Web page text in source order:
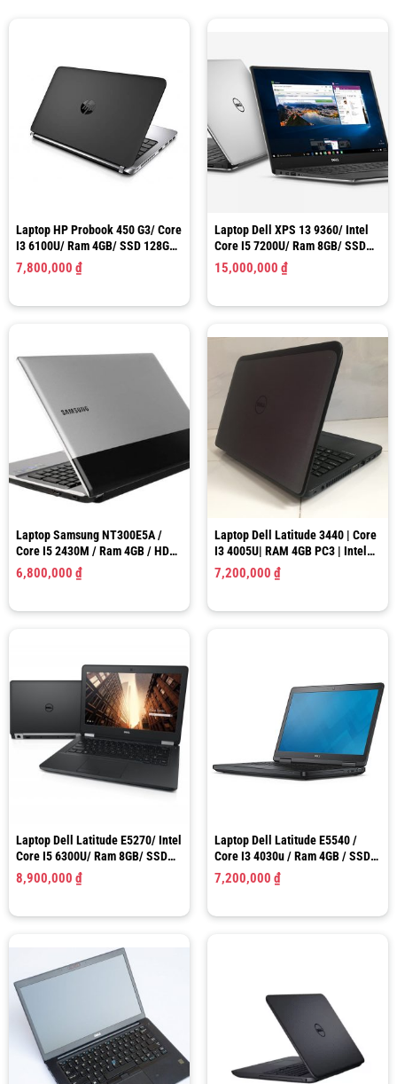
Laptop HP Probook 450 G3/ Core
I3 6100U/ Ram 4GB/ SSD 128GB/
Intel HD Graphics 520/ LCD 15.6″
HD
7,800,000 ₫
Laptop Dell XPS 13 9360/ Intel
Core I5 7200U/ Ram 8GB/ SSD
256GB/ HD Graphics 620/ LCD
13.3″ FHD (Like New)
15,000,000 ₫
Laptop Samsung NT300E5A /
Core I5 2430M / Ram 4GB / HDD
320GB / HD Graphics 3000 / LCD
15.6″ HD
6,800,000 ₫
Laptop Dell Latitude 3440 | Core
I3 4005U| RAM 4GB PC3 | Intel
HD Graphics 4400 | SSD 120GB |
14.0″ HD
7,200,000 ₫
Laptop Dell Latitude E5270/ Intel
Core I5 6300U/ Ram 8GB/ SSD
256GB/ HD Graphics 520/ LCD
12.5″ HD
8,900,000 ₫
Laptop Dell Latitude E5540 /
Core I3 4030u / Ram 4GB / SSD
128GB / HD Graphics 4400/ LCD
15.6″ HD
7,200,000 ₫